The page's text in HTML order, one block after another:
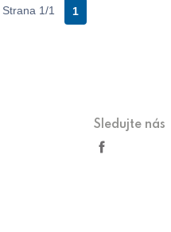
Strana 1/1 1
Sledujte nás